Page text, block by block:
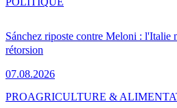
Sánchez riposte contre Meloni : l'Italie
rétorsion
07.08.2026
PROAGRICULTURE &